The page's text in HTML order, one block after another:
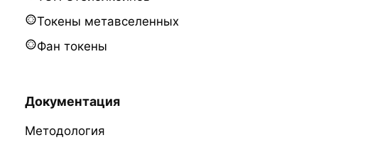
Токены метавселенных
Фан токены
Документация
Методология